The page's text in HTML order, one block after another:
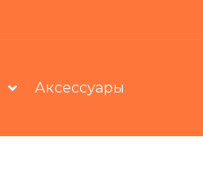
Аксессуары